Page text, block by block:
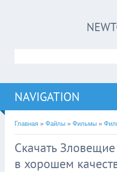
NAVIGATION
Главная » Файлы » Фильмы »
Скачать
в хорошем
!!!Если Вы с телефона